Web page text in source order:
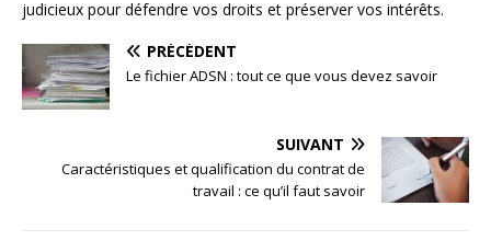
judicieux pour défendre vos droits et préserver vos intérêts.
PRÉCÉDENT
Le fichier ADSN : tout ce que vous devez savoir
SUIVANT
Caractéristiques et qualification du contrat de
travail : ce qu’il faut savoir